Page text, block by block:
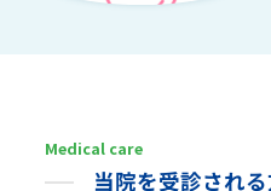
Medical care
当院を受診され